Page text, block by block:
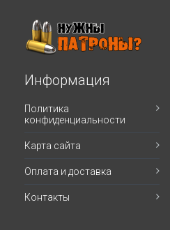
Информация
Политика
конфиденциальности
Карта сайта
Оплата и доставка
Контакты